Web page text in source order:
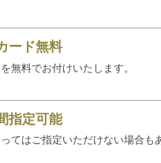
ード無料
無料でお付けいたします。
指定可能
てはご指定いただけない場合も